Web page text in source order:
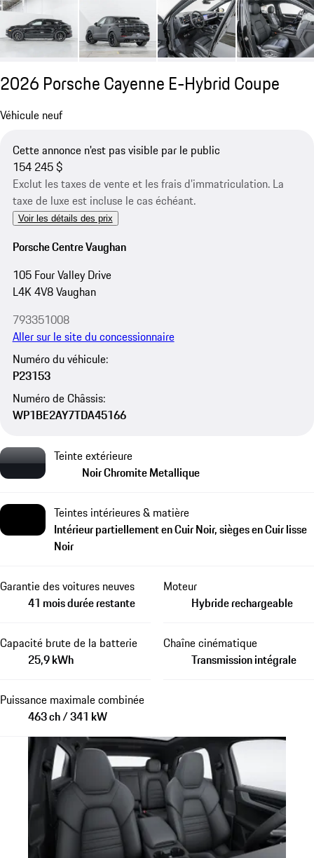
2026 Porsche Cayenne E-Hybrid Coupe
Véhicule neuf
Cette annonce n'est pas visible par le public
154 245 $
Exclut les taxes de vente et les frais d’immatriculation. La
taxe de luxe est incluse le cas échéant.
Voir les détails des prix
Porsche Centre Vaughan
105 Four Valley Drive
L4K 4V8 Vaughan
793351008
Aller sur le site du concessionnaire
Numéro du véhicule:
P23153
Numéro de Châssis:
WP1BE2AY7TDA45166
Teinte extérieure
Noir Chromite Metallique
Teintes intérieures & matière
Intérieur partiellement en Cuir Noir, sièges en Cuir lisse
Noir
Garantie des voitures neuves
41 mois durée restante
Moteur
Hybride rechargeable
Capacité brute de la batterie
25,9 kWh
Chaîne cinématique
Transmission intégrale
Puissance maximale combinée
463 ch / 341 kW